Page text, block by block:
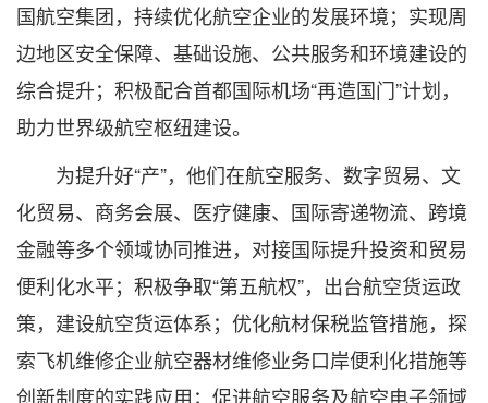
国航空集团，持续优化航空企业的发展环境；实现周
边地区安全保障、基础设施、公共服务和环境建设的
综合提升；积极配合首都国际机场“再造国门”计划，
助力世界级航空枢纽建设。
为提升好“产”，他们在航空服务、数字贸易、文
化贸易、商务会展、医疗健康、国际寄递物流、跨境
金融等多个领域协同推进，对接国际提升投资和贸易
便利化水平；积极争取“第五航权”，出台航空货运政
策，建设航空货运体系；优化航材保税监管措施，探
索飞机维修企业航空器材维修业务口岸便利化措施等
创新制度的实践应用；促进航空服务及航空电子领域